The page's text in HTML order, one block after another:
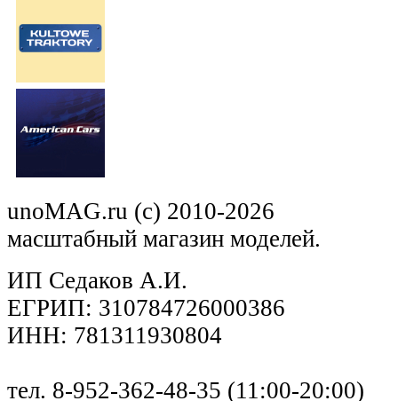
unoMAG.ru (c) 2010-2026
масштабный магазин моделей.
ИП Седаков А.И.
ЕГРИП: 310784726000386
ИНН: 781311930804
тел. 8-952-362-48-35 (11:00-20:00)